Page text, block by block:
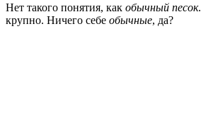
Нет такого понятия, как обычный песок
крупно. Ничего себе обычные, да?